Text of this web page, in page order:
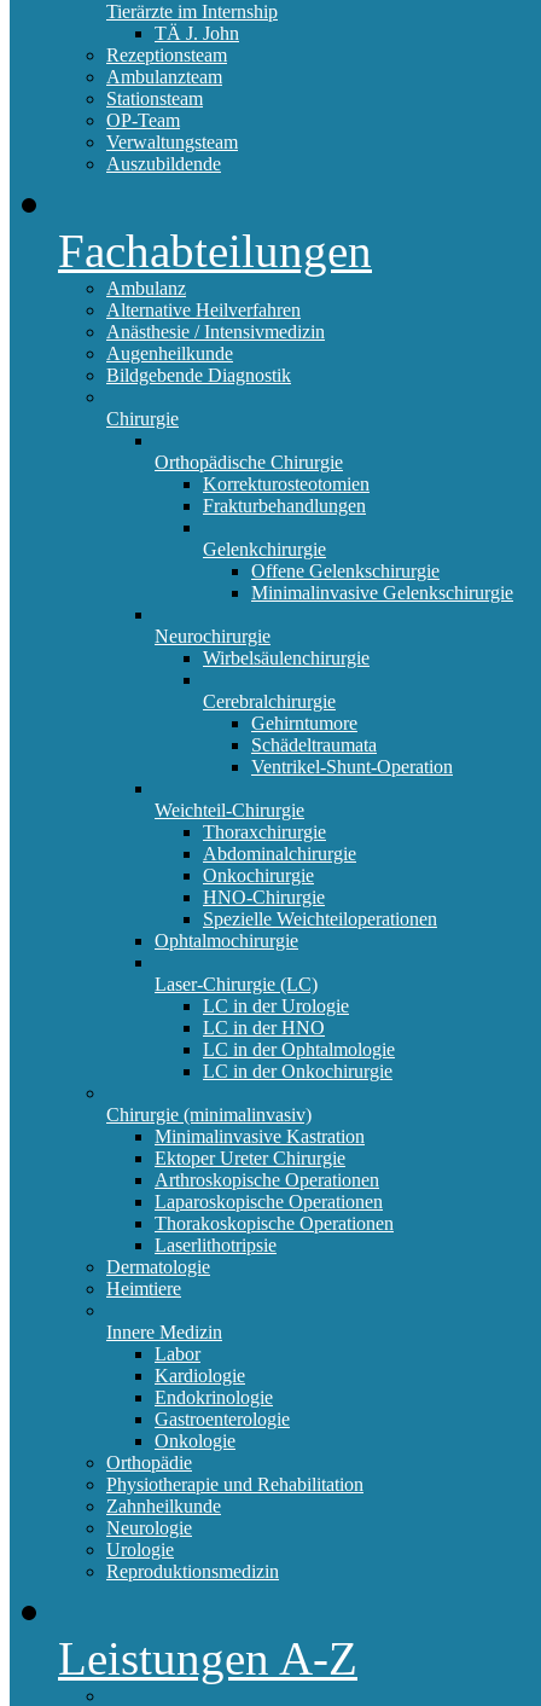
Tierärzte im Internship
TÄ J. John
Rezeptionsteam
Ambulanzteam
Stationsteam
OP-Team
Verwaltungsteam
Auszubildende
Fachabteilungen
Ambulanz
Alternative Heilverfahren
Anästhesie / Intensivmedizin
Augenheilkunde
Bildgebende Diagnostik
Chirurgie
Orthopädische Chirurgie
Korrekturosteotomien
Frakturbehandlungen
Gelenkchirurgie
Offene Gelenkschirurgie
Minimalinvasive Gelenkschirurgie
Neurochirurgie
Wirbelsäulenchirurgie
Cerebralchirurgie
Gehirntumore
Schädeltraumata
Ventrikel-Shunt-Operation
Weichteil-Chirurgie
Thoraxchirurgie
Abdominalchirurgie
Onkochirurgie
HNO-Chirurgie
Spezielle Weichteiloperationen
Ophtalmochirurgie
Laser-Chirurgie (LC)
LC in der Urologie
LC in der HNO
LC in der Ophtalmologie
LC in der Onkochirurgie
Chirurgie (minimalinvasiv)
Minimalinvasive Kastration
Ektoper Ureter Chirurgie
Arthroskopische Operationen
Laparoskopische Operationen
Thorakoskopische Operationen
Laserlithotripsie
Dermatologie
Heimtiere
Innere Medizin
Labor
Kardiologie
Endokrinologie
Gastroenterologie
Onkologie
Orthopädie
Physiotherapie und Rehabilitation
Zahnheilkunde
Neurologie
Urologie
Reproduktionsmedizin
Leistungen A-Z